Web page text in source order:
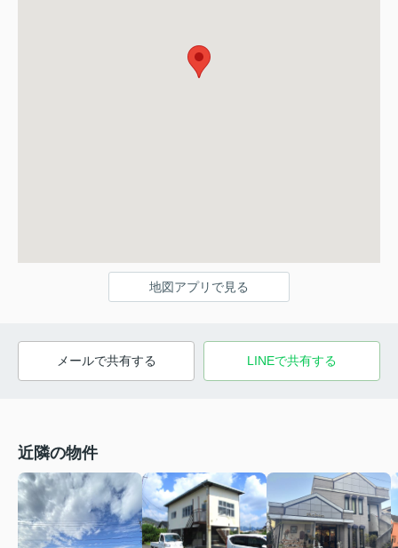
地図アプリで見る
メールで共有する LINEで共有する
近隣の物件